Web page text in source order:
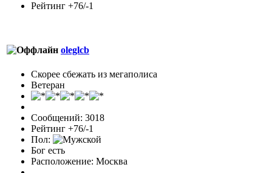
Рейтинг +76/-1
oleglcb
Скорее сбежать из мегаполиса
Ветеран
Сообщений: 3018
Рейтинг +76/-1
Пол:
Бог есть
Расположение: Москва